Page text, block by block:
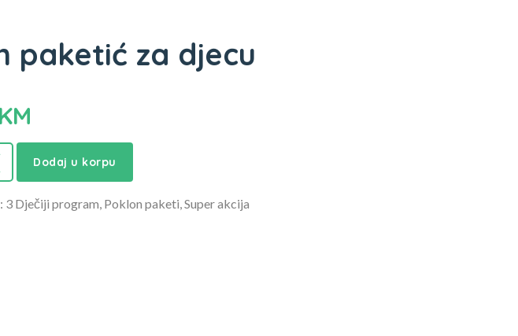
paketić za djecu
KM
Dodaj u korpu
3 Dječiji program, Poklon paketi, Super akcija